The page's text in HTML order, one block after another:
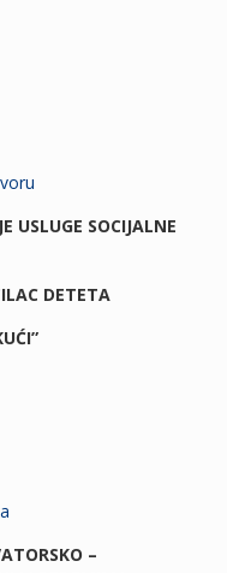
USLUGE SOCIJALNE
DETETA
–